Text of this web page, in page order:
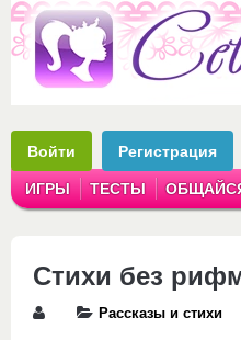
Войти Регистрация
ИГРЫ ТЕСТЫ
Стихи без
Рассказы и стихи